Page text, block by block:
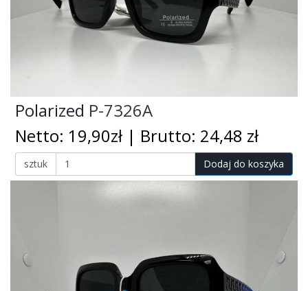
Polarized P-7326A
Netto: 19,90zł | Brutto: 24,48 zł
sztuk Dodaj do koszyka